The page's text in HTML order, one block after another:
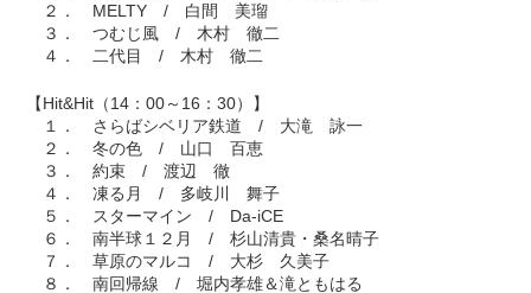
２． MELTY / 白間 美瑠
３． つむじ風 / 木村 徹二
４． 二代目 / 木村 徹二
【Hit&Hit（14：00～16：30）】
１． さらばシベリア鉄道 / 大滝 詠一
２． 冬の色 / 山口 百恵
３． 約束 / 渡辺 徹
４． 凍る月 / 多岐川 舞子
５． スターマイン / Da-iCE
６． 南半球１２月 / 杉山清貴・桑名晴子
７． 草原のマルコ / 大杉 久美子
８． 南回帰線 / 堀内孝雄＆滝ともはる